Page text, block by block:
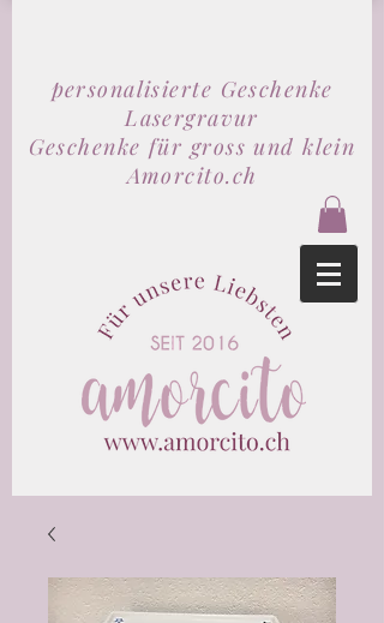
personalisierte Geschenke
Lasergravur
Geschenke für gross und klein
Amorcito.ch